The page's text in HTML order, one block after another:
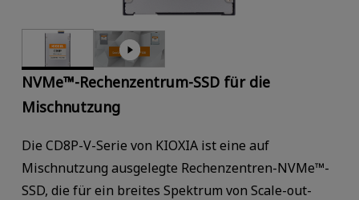
NVMe™-Rechenzentrum-SSD für die
Mischnutzung
Die CD8P-V-Serie von KIOXIA ist eine auf
Mischnutzung ausgelegte Rechenzentren-NVMe™-
SSD, die für ein breites Spektrum von Scale-out-